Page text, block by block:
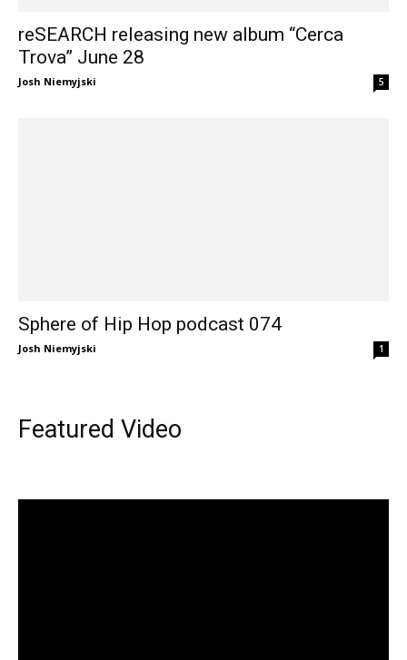
reSEARCH releasing new album “Cerca
Trova” June 28
Josh Niemyjski 5
Sphere of Hip Hop podcast 074
Josh Niemyjski 1
Featured Video